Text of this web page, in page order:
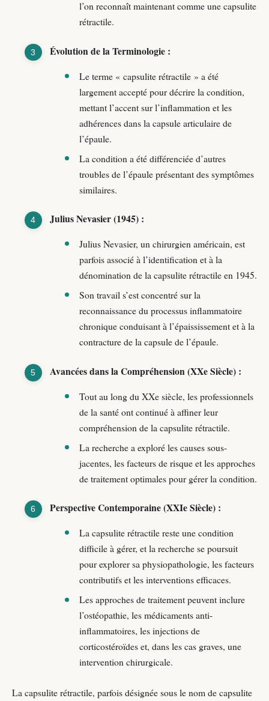
l’on reconnaît maintenant comme une capsulite
rétractile.
Évolution de la Terminologie :
Le terme « capsulite rétractile » a été
largement accepté pour décrire la condition,
mettant l’accent sur l’inflammation et les
adhérences dans la capsule articulaire de
l’épaule.
La condition a été différenciée d’autres
troubles de l’épaule présentant des symptômes
similaires.
Julius Nevasier (1945) :
Julius Nevasier, un chirurgien américain, est
parfois associé à l’identification et à la
dénomination de la capsulite rétractile en 1945.
Son travail s’est concentré sur la
reconnaissance du processus inflammatoire
chronique conduisant à l’épaississement et à la
contracture de la capsule de l’épaule.
Avancées dans la Compréhension (XXe Siècle) :
Tout au long du XXe siècle, les professionnels
de la santé ont continué à affiner leur
compréhension de la capsulite rétractile.
La recherche a exploré les causes sous-
jacentes, les facteurs de risque et les approches
de traitement optimales pour gérer la condition.
Perspective Contemporaine (XXIe Siècle) :
La capsulite rétractile reste une condition
difficile à gérer, et la recherche se poursuit
pour explorer sa physiopathologie, les facteurs
contributifs et les interventions efficaces.
Les approches de traitement peuvent inclure
l’ostéopathie, les médicaments anti-
inflammatoires, les injections de
corticostéroïdes et, dans les cas graves, une
intervention chirurgicale.
La capsulite rétractile, parfois désignée sous le nom de capsulite